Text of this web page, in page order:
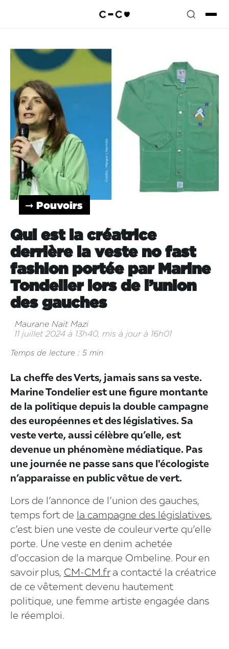
➞ Pouvoirs
Qui est la créatrice
derrière la veste no fast
fashion portée par Marine
Tondelier lors de l’union
des gauches
Maurane Nait Mazi
11 juillet 2024 à 13h40, mis à jour à 16h01
Temps de lecture : 5 min
La cheffe des Verts, jamais sans sa veste.
Marine Tondelier est une figure montante
de la politique depuis la double campagne
des européennes et des législatives. Sa
veste verte, aussi célèbre qu’elle, est
devenue un phénomène médiatique. Pas
une journée ne passe sans que l'écologiste
n’apparaisse en public vêtue de vert.
Lors de l’annonce de l’union des gauches,
temps fort de
la campagne des législatives,
c’est bien une veste de couleur verte qu’elle
porte. Une veste en denim achetée
d'occasion de la marque Ombeline. Pour en
savoir plus, CM-CM.fra contacté la créatrice
de ce vêtement devenu hautement
politique, une femme artiste engagée dans
le réemploi.